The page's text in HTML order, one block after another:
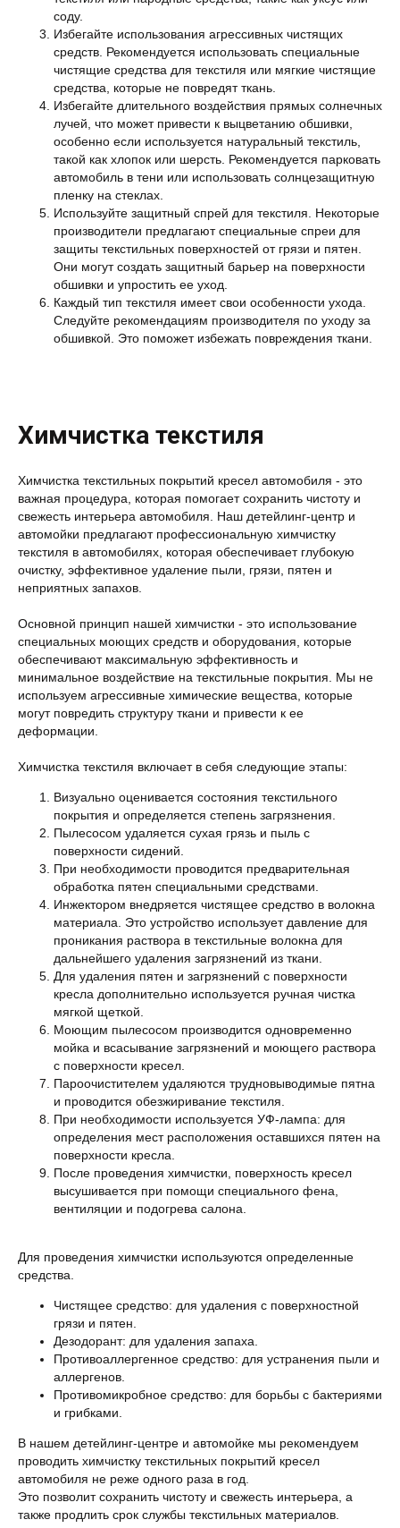
соду.
Избегайте использования агрессивных чистящих
средств. Рекомендуется использовать специальные
чистящие средства для текстиля или мягкие чистящие
средства, которые не повредят ткань.
Избегайте длительного воздействия прямых солнечных
лучей, что может привести к выцветанию обшивки,
особенно если используется натуральный текстиль,
такой как хлопок или шерсть. Рекомендуется парковать
автомобиль в тени или использовать солнцезащитную
пленку на стеклах.
Используйте защитный спрей для текстиля. Некоторые
производители предлагают специальные спреи для
защиты текстильных поверхностей от грязи и пятен.
Они могут создать защитный барьер на поверхности
обшивки и упростить ее уход.
Каждый тип текстиля имеет свои особенности ухода.
Следуйте рекомендациям производителя по уходу за
обшивкой. Это поможет избежать повреждения ткани.
Химчистка текстиля
Химчистка текстильных покрытий кресел автомобиля - это
важная процедура, которая помогает сохранить чистоту и
свежесть интерьера автомобиля. Наш детейлинг-центр и
автомойки предлагают профессиональную химчистку
текстиля в автомобилях, которая обеспечивает глубокую
очистку, эффективное удаление пыли, грязи, пятен и
неприятных запахов.
Основной принцип нашей химчистки - это использование
специальных моющих средств и оборудования, которые
обеспечивают максимальную эффективность и
минимальное воздействие на текстильные покрытия. Мы не
используем агрессивные химические вещества, которые
могут повредить структуру ткани и привести к ее
деформации.
Химчистка текстиля включает в себя следующие этапы:
Визуально оценивается состояния текстильного
покрытия и определяется степень загрязнения.
Пылесосом удаляется сухая грязь и пыль с
поверхности сидений.
При необходимости проводится предварительная
обработка пятен специальными средствами.
Инжектором внедряется чистящее средство в волокна
материала. Это устройство использует давление для
проникания раствора в текстильные волокна для
дальнейшего удаления загрязнений из ткани.
Для удаления пятен и загрязнений с поверхности
кресла дополнительно используется ручная чистка
мягкой щеткой.
Моющим пылесосом производится одновременно
мойка и всасывание загрязнений и моющего раствора
с поверхности кресел.
Пароочистителем удаляются трудновыводимые пятна
и проводится обезжиривание текстиля.
При необходимости используется УФ-лампа: для
определения мест расположения оставшихся пятен на
поверхности кресла.
После проведения химчистки, поверхность кресел
высушивается при помощи специального фена,
вентиляции и подогрева салона.
Для проведения химчистки используются определенные
средства.
Чистящее средство: для удаления с поверхностной
грязи и пятен.
Дезодорант: для удаления запаха.
Противоаллергенное средство: для устранения пыли и
аллергенов.
Противомикробное средство: для борьбы с бактериями
и грибками.
В нашем детейлинг-центре и автомойке мы рекомендуем
проводить химчистку текстильных покрытий кресел
автомобиля не реже одного раза в год.
Это позволит сохранить чистоту и свежесть интерьера, а
также продлить срок службы текстильных материалов.